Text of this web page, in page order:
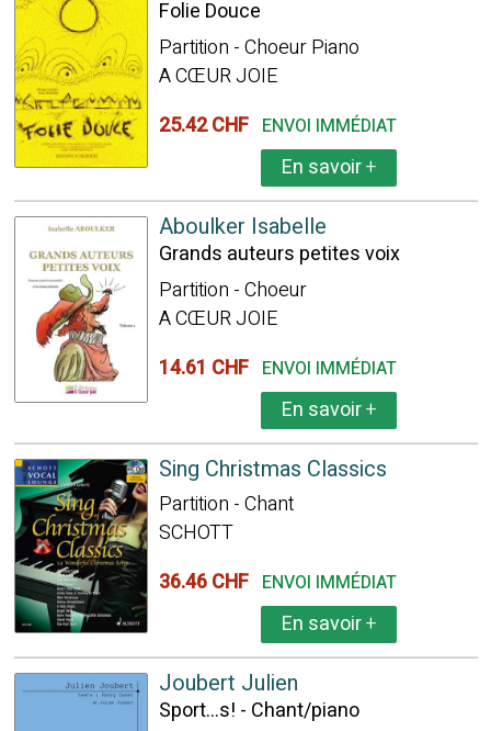
Folie Douce
Partition - Choeur Piano
A CŒUR JOIE
25.42 CHF ENVOI IMMÉDIAT
En savoir+
Aboulker Isabelle
Grands auteurs petites voix
Partition - Choeur
A CŒUR JOIE
14.61 CHF ENVOI IMMÉDIAT
En savoir+
Sing Christmas Classics
Partition - Chant
SCHOTT
36.46 CHF ENVOI IMMÉDIAT
En savoir+
Joubert Julien
Sport...s! - Chant/piano